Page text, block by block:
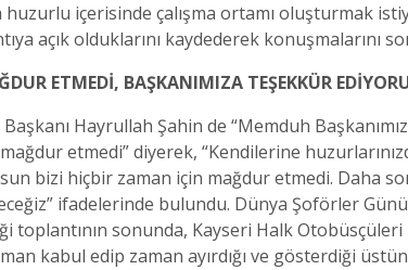
içerisinde çalışma ortamı oluşturmak
açık olduklarını kaydederek konuşmalarını
ETMEDİ, BAŞKANIMIZA TEŞEKKÜR
Hayrullah Şahin de “Memduh
etmedi” diyerek, “Kendilerine
bizi hiçbir zaman için mağdur etmedi. Daha
ifadelerinde bulundu. Dünya Şoförler
sonunda, Kayseri Halk Otobüsçüleri
kabul edip zaman ayırdığı ve gösterdiği